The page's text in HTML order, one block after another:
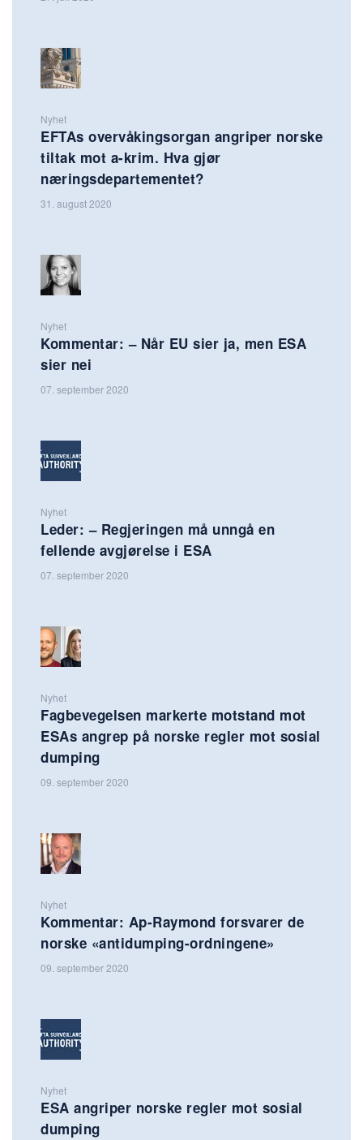
Nyhet
EFTAs overvåkingsorgan angriper norske
tiltak mot a-krim. Hva gjør
næringsdepartementet?
31. august 2020
Nyhet
Kommentar: – Når EU sier ja, men ESA
sier nei
07. september 2020
Nyhet
Leder: – Regjeringen må unngå en
fellende avgjørelse i ESA
07. september 2020
Nyhet
Fagbevegelsen markerte motstand mot
ESAs angrep på norske regler mot sosial
dumping
09. september 2020
Nyhet
Kommentar: Ap-Raymond forsvarer de
norske «antidumping-ordningene»
09. september 2020
Nyhet
ESA angriper norske regler mot sosial
dumping